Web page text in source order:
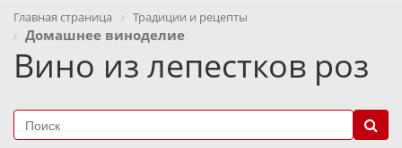
Главная страница Традиции и рецепты
Домашнее виноделие
Вино из лепестков роз